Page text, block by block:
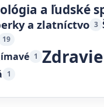
a ľudské
a zlatníctvo 3
19
1 Zdravie
1